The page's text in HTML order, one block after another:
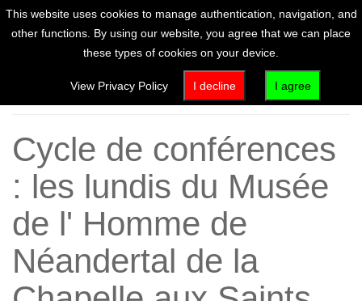
Home
Cycle de conférences
: les lundis du Musée
de l' Homme de
Néandertal de la
This website uses cookies to manage authentication, navigation, and
other functions. By using our website, you agree that we can place
these types of cookies on your device.
View Privacy Policy I decline I agree